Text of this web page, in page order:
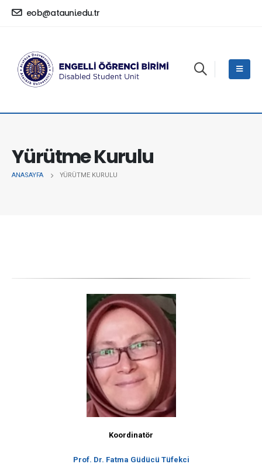
eob@atauni.edu.tr
Yürütme Kurulu
ANASAYFA YÜRÜTME KURULU
Koordinatör
Prof. Dr. Fatma Güdücü Tüfekci